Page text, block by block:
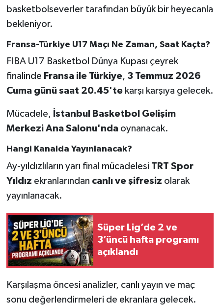
basketbolseverler tarafından büyük bir heyecanla
bekleniyor.
Fransa-Türkiye U17 Maçı Ne Zaman, Saat Kaçta?
FIBA U17 Basketbol Dünya Kupası çeyrek
finalinde Fransa ile Türkiye, 3 Temmuz 2026
Cuma günü saat 20.45'tekarşı karşıya gelecek.
Mücadele, İstanbul Basketbol Gelişim
Merkezi Ana Salonu'ndaoynanacak.
Hangi Kanalda Yayınlanacak?
Ay-yıldızlıların yarı final mücadelesi TRT Spor
Yıldız ekranlarından canlı ve şifresiz olarak
yayınlanacak.
Süper Lig’de 2 ve
3’üncü hafta programı
açıklandı
Karşılaşma öncesi analizler, canlı yayın ve maç
sonu değerlendirmeleri de ekranlara gelecek.